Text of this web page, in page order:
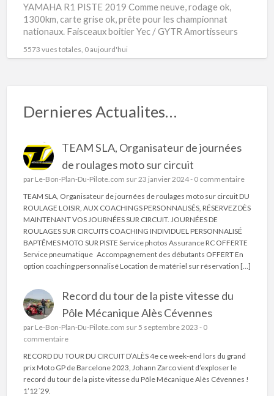
YAMAHA R1 PISTE 2019 Comme neuve, rodage ok,
1300km, carte grise ok, prête pour les championnat
nationaux. Faisceaux boitier Yec / GYTR Amortisseurs
5573 vues totales, 0 aujourd'hui
Dernieres Actualites…
TEAM SLA, Organisateur de journées
de roulages moto sur circuit
par Le-Bon-Plan-Du-Pilote.com sur 23 janvier 2024 - 0 commentaire
TEAM SLA, Organisateur de journées de roulages moto sur circuit DU
ROULAGE LOISIR, AUX COACHINGS PERSONNALISÉS, RÉSERVEZ DÈS
MAINTENANT VOS JOURNÉES SUR CIRCUIT. JOURNÉES DE
ROULAGES SUR CIRCUITS COACHING INDIVIDUEL PERSONNALISÉ
BAPTÊMES MOTO SUR PISTE Service photos Assurance RC OFFERTE
Service pneumatique Accompagnement des débutants OFFERT En
option coaching personnalisé Location de matériel sur réservation […]
Record du tour de la piste vitesse du
Pôle Mécanique Alès Cévennes
par Le-Bon-Plan-Du-Pilote.com sur 5 septembre 2023 - 0
commentaire
RECORD DU TOUR DU CIRCUIT D’ALÈS 4e ce week-end lors du grand
prix Moto GP de Barcelone 2023, Johann Zarco vient d’exploser le
record du tour de la piste vitesse du Pôle Mécanique Alès Cévennes !
1’12´29.